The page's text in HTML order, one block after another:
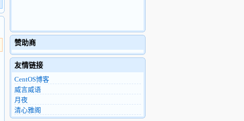
赞助商
友情链接
CentOS博客
威言威语
月夜
清心雅阁